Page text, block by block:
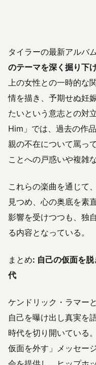
タイラーの最新アルバ
のテーマを深く掘り下
上の女性との一時的な
情を描き、予期せぬ妊
たいという意志との対
Him」では、過去の作
親の不在について罵っ
ことへの戸惑いや複雑
これらの楽曲を通じて
見つめ、心の奥底を素
影響を受けつつも、独
る内容となっている。
まとめ: 自己の仮面を
代
ケンドリック・ラマー
自己を曝け出し真実を
時代を切り開いている
仮面を外す」メッセー